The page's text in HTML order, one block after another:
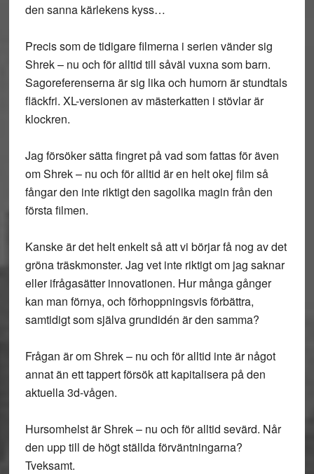
den sanna kärlekens kyss…
Precis som de tidigare filmerna i serien vänder sig
Shrek – nu och för alltid till såväl vuxna som barn.
Sagoreferenserna är sig lika och humorn är stundtals
fläckfri. XL-versionen av mästerkatten i stövlar är
klockren.
Jag försöker sätta fingret på vad som fattas för även
omShrek – nu och för alltid är en helt okej film så
fångar den inte riktigt den sagolika magin från den
första filmen.
Kanske är det helt enkelt så att vi börjar få nog av det
gröna träskmonster. Jag vet inte riktigt om jag saknar
eller ifrågasätter innovationen. Hur många gånger
kan man förnya, och förhoppningsvis förbättra,
samtidigt som själva grundidén är den samma?
Frågan är omShrek – nu och för alltid inte är något
annat än ett tappert försök att kapitalisera på den
aktuella 3d-vågen.
Hursomhelst ärShrek – nu och för alltid sevärd. Når
den upp till de högt ställda förväntningarna?
Tveksamt.